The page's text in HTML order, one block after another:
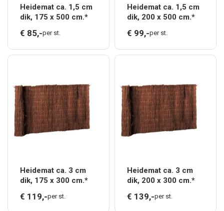
Heidemat ca. 1,5 cm
dik, 175 x 500 cm.*
€ 85,-per st.
Heidemat ca. 1,5 cm
dik, 200 x 500 cm.*
€ 99,-per st.
Heidemat ca. 3 cm
dik, 175 x 300 cm.*
€ 119,-per st.
Heidemat ca. 3 cm
dik, 200 x 300 cm.*
€ 139,-per st.